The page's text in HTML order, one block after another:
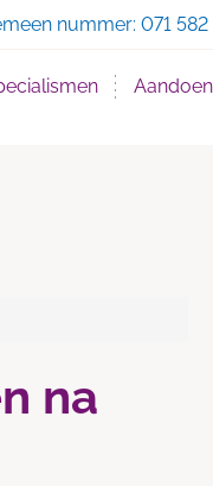
nummer: 071
na